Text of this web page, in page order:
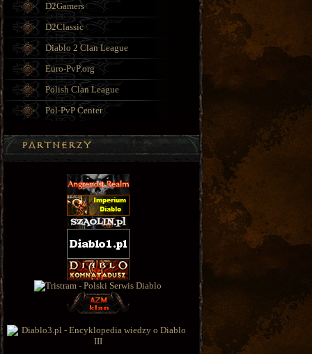
D2Gamers
D2Classic
Diablo 2 Clan League
Euro-PvP.org
Polish Clan League
Pol-PvP Center